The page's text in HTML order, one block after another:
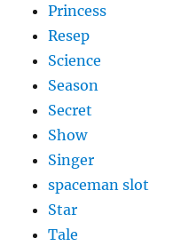
Princess
Resep
Science
Season
Secret
Show
Singer
spaceman slot
Star
Tale